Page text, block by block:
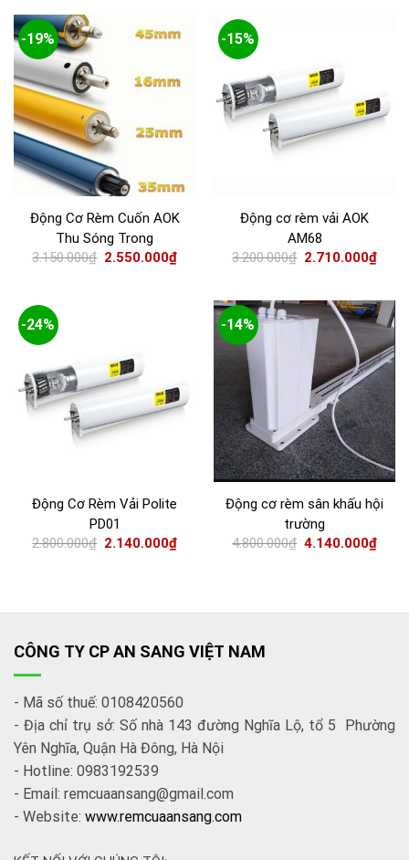
-19%
Động Cơ Rèm Cuốn AOK
Thu Sóng Trong
3.150.000₫ 2.550.000₫
-15%
Động cơ rèm vải AOK
AM68
3.200.000₫ 2.710.000₫
-24%
Động Cơ Rèm Vải Polite
PD01
2.800.000₫ 2.140.000₫
-14%
Động cơ rèm sân khấu hội
trường
4.800.000₫ 4.140.000₫
CÔNG TY CP AN SANG VIỆT NAM
- Mã số thuế: 0108420560
- Địa chỉ trụ sở: Số nhà 143 đường Nghĩa Lộ, tổ 5 Phường
Yên Nghĩa, Quận Hà Đông, Hà Nội
- Hotline: 0983192539
- Email: remcuaansang@gmail.com
- Website: www.remcuaansang.com